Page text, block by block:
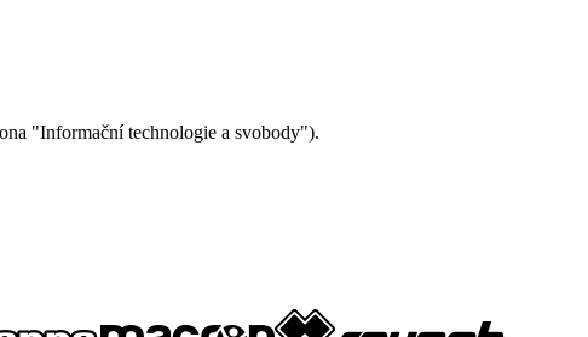
"Informační technologie a svobody").